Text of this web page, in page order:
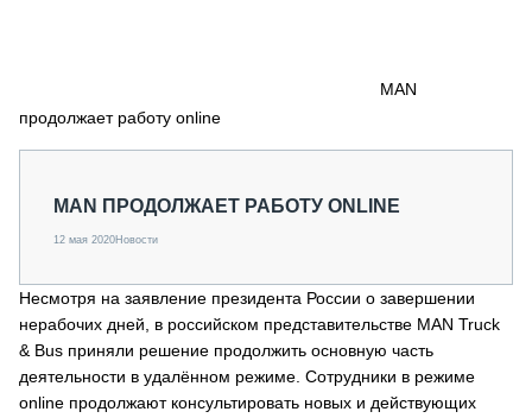
СПЕЦПРОЕКТЫ
О ПРОЕКТЕ
MAN
продолжает работу online
MAN ПРОДОЛЖАЕТ РАБОТУ ONLINE
12 мая 2020Новости
Несмотря на заявление президента России о завершении
нерабочих дней, в российском представительстве MAN Truck
& Bus приняли решение продолжить основную часть
деятельности в удалённом режиме. Сотрудники в режиме
online продолжают консультировать новых и действующих